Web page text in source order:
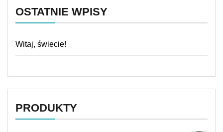
OSTATNIE WPISY
Witaj, świecie!
PRODUKTY